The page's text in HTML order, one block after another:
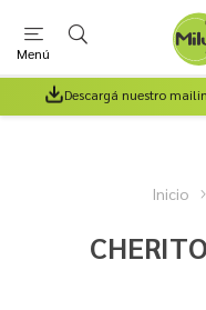
Menú
Descargá nuestro
Inicio